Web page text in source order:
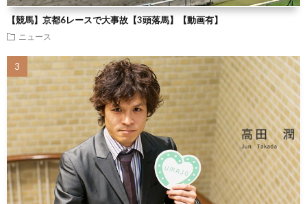
【競馬】京都6レースで大事故【3頭落馬】【動画有】
ニュース